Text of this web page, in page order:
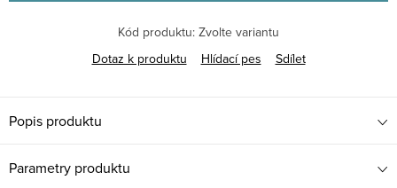
Kód produktu: Zvolte variantu
Dotaz k produktu
Hlídací pes Sdílet
Popis produktu
Parametry produktu